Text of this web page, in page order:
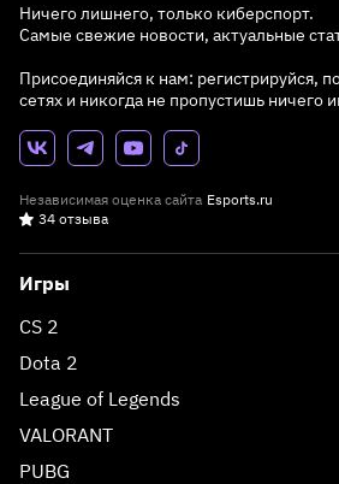
Ничего лишнего, только киберспорт.
Самые свежие новости, актуальные
Присоединяйся к нам: регистрируйся,
сетях и никогда не пропустишь ничего
Независимая оценка сайта Esports.ru
34 отзыва
Игры
CS 2
Dota 2
League of Legends
VALORANT
PUBG